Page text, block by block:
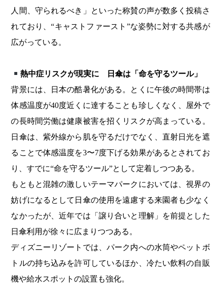
人間、守られるべき」といった称賛の声が数多く投稿さ
れており、“キャストファースト”な姿勢に対する共感が
広がっている。
熱中症リスクが現実に 日傘は「命を守るツール」
背景には、日本の酷暑化がある。とくに午後の時間帯は
体感温度が40度近くに達することも珍しくなく、屋外で
の長時間労働は健康被害を招くリスクが高まっている。
日傘は、紫外線から肌を守るだけでなく、直射日光を遮
ることで体感温度を3〜7度下げる効果があるとされてお
り、すでに“命を守るツール”として定着しつつある。
もともと混雑の激しいテーマパークにおいては、視界の
妨げになるとして日傘の使用を遠慮する来園者も少なく
なかったが、近年では「譲り合いと理解」を前提とした
日傘利用が徐々に広まりつつある。
ディズニーリゾートでは、パーク内への水筒やペットボ
トルの持ち込みを許可しているほか、冷たい飲料の自販
機や給水スポットの設置も強化。